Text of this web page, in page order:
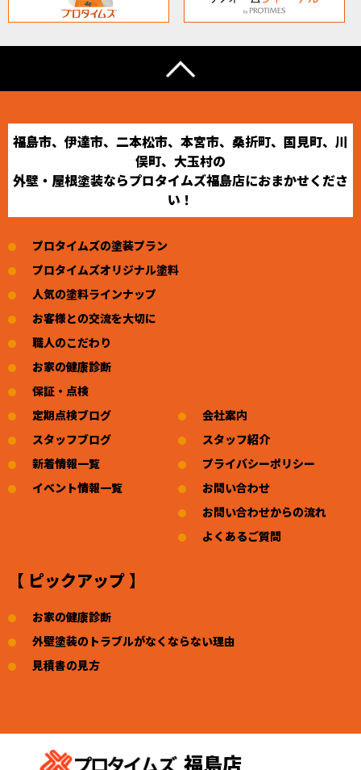
福島市、伊達市、二本松市、本宮市、桑折町、国見町、川
俣町、大玉村の
外壁・屋根塗装ならプロタイムズ福島店におまかせくださ
い！
プロタイムズの塗装プラン
プロタイムズオリジナル塗料
人気の塗料ラインナップ
お客様との交流を大切に
職人のこだわり
お家の健康診断
保証・点検
定期点検ブログ
スタッフブログ
新着情報一覧
イベント情報一覧
会社案内
スタッフ紹介
プライバシーポリシー
お問い合わせ
お問い合わせからの流れ
よくあるご質問
【 ピックアップ 】
お家の健康診断
外壁塗装のトラブルがなくならない理由
見積書の見方
福島店